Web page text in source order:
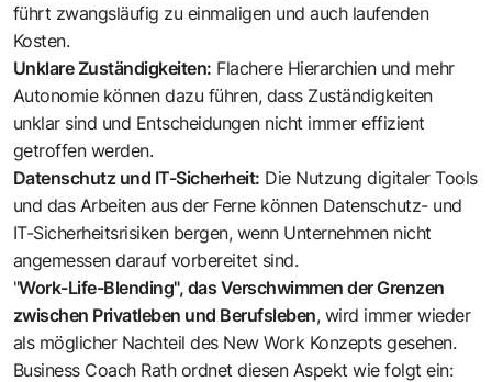
führt zwangsläufig zu einmaligen und auch laufenden
Kosten.
Unklare Zuständigkeiten: Flachere Hierarchien und mehr
Autonomie können dazu führen, dass Zuständigkeiten
unklar sind und Entscheidungen nicht immer effizient
getroffen werden.
Datenschutz und IT-Sicherheit: Die Nutzung digitaler Tools
und das Arbeiten aus der Ferne können Datenschutz- und
IT-Sicherheitsrisiken bergen, wenn Unternehmen nicht
angemessen darauf vorbereitet sind.
"Work-Life-Blending", das Verschwimmen der Grenzen
zwischen Privatleben und Berufsleben, wird immer wieder
als möglicher Nachteil des New Work Konzepts gesehen.
Business Coach Rath ordnet diesen Aspekt wie folgt ein: